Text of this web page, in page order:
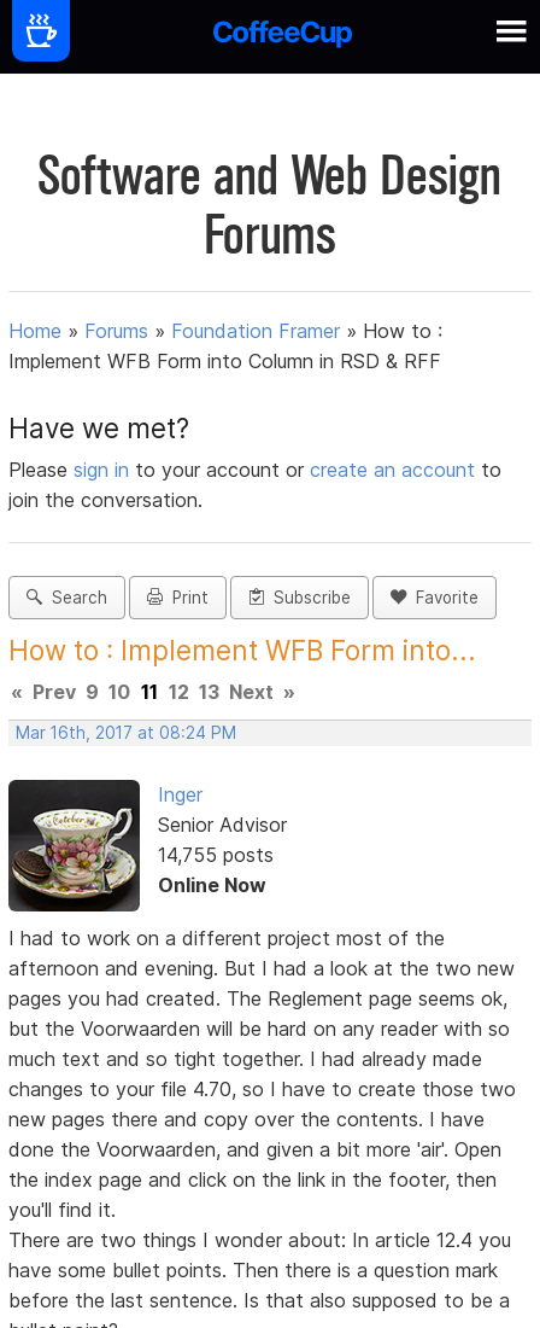
Software and Web Design
Forums
Home » Forums » Foundation Framer » How to :
Implement WFB Form into Column in RSD & RFF
Have we met?
Pleasesign in to your account orcreate an account to
join the conversation.
Search Print Subscribe Favorite
How to : Implement WFB Form into...
« Prev 9 10 11 12 13 Next »
Mar 16th, 2017 at 08:24 PM
Inger
Senior Advisor
14,755 posts
Online Now
I had to work on a different project most of the
afternoon and evening. But I had a look at the two new
pages you had created. The Reglement page seems ok,
but the Voorwaarden will be hard on any reader with so
much text and so tight together. I had already made
changes to your file 4.70, so I have to create those two
new pages there and copy over the contents. I have
done the Voorwaarden, and given a bit more 'air'. Open
the index page and click on the link in the footer, then
you'll find it.
There are two things I wonder about: In article 12.4 you
have some bullet points. Then there is a question mark
before the last sentence. Is that also supposed to be a